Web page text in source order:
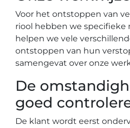
Voor het ontstoppen van
riool hebben we specifieke
helpen we vele
ontstoppen van hun
samengevat over onze
De
goed
De klant wordt eerst